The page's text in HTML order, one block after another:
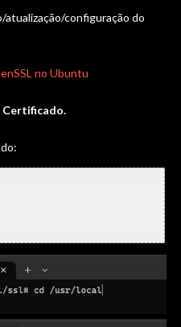
atualização/configuração do
no Ubuntu
Certificado.